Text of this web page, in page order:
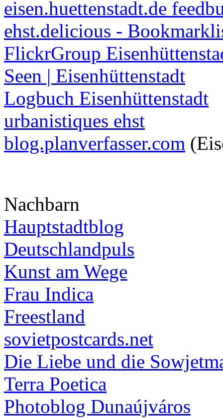
eisen.huettenstadt.de
ehst.delicious -
FlickrGroup
Seen | Eisenhüttenstadt
Logbuch Eisenhüttenstadt
urbanistiques ehst
blog.planverfasser.com
Nachbarn
Hauptstadtblog
Deutschlandpuls
Kunst am Wege
Frau Indica
Freestland
sovietpostcards.net
Die Liebe und die
Terra Poetica
Photoblog Dunaújváros